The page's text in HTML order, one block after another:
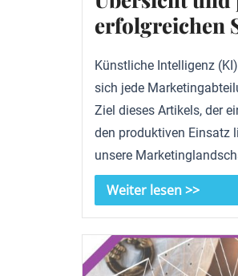
erfolgreichen
Künstliche Intelligenz
sich jede
Ziel dieses Artikels, der
den produktiven Einsatz
unsere
Weiter lesen >>